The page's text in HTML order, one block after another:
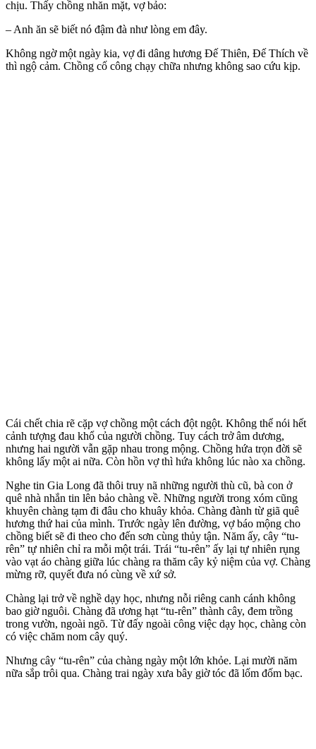
chịu. Thấy chồng nhăn mặt, vợ bảo:
– Anh ăn sẽ biết nó đậm đà như lòng em đây.
Không ngờ một ngày kia, vợ đi dâng hương Đế Thiên, Đế Thích về
thì ngộ cảm. Chồng cố công chạy chữa nhưng không sao cứu kịp.
Cái chết chia rẽ cặp vợ chồng một cách đột ngột. Không thể nói hết
cảnh tượng đau khổ của người chồng. Tuy cách trở âm dương,
nhưng hai người vẫn gặp nhau trong mộng. Chồng hứa trọn đời sẽ
không lấy một ai nữa. Còn hồn vợ thì hứa không lúc nào xa chồng.
Nghe tin Gia Long đã thôi truy nã những người thù cũ, bà con ở
quê nhà nhắn tin lên bảo chàng về. Những người trong xóm cũng
khuyên chàng tạm đi đâu cho khuây khỏa. Chàng đành từ giã quê
hương thứ hai của mình. Trước ngày lên đường, vợ báo mộng cho
chồng biết sẽ đi theo cho đến sơn cùng thủy tận. Năm ấy, cây “tu-
rên” tự nhiên chỉ ra mỗi một trái. Trái “tu-rên” ấy lại tự nhiên rụng
vào vạt áo chàng giữa lúc chàng ra thăm cây kỷ niệm của vợ. Chàng
mừng rỡ, quyết đưa nó cùng về xứ sở.
Chàng lại trở về nghề dạy học, nhưng nỗi riêng canh cánh không
bao giờ nguôi. Chàng đã ương hạt “tu-rên” thành cây, đem trồng
trong vườn, ngoài ngõ. Từ đấy ngoài công việc dạy học, chàng còn
có việc chăm nom cây quý.
Nhưng cây “tu-rên” của chàng ngày một lớn khỏe. Lại mười năm
nữa sắp trôi qua. Chàng trai ngày xưa bây giờ tóc đã lốm đốm bạc.